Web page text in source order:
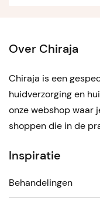
Over Chiraja
Chiraja is een
huidverzorging en
onze webshop waar
shoppen die in de
Inspiratie
Behandelingen